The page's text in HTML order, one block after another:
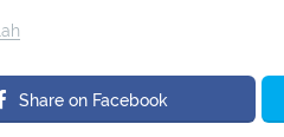
Share on Facebook